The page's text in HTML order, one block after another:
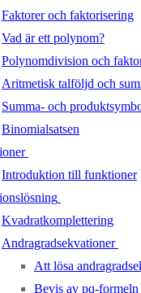
Faktorer och faktorisering
Vad är ett polynom?
Polynomdivision och
Aritmetisk talföljd och
Summa- och
Binomialsatsen
Introduktion till funktioner
Kvadratkomplettering
Andragradsekvationer
Att lösa
Bevis av pq-formeln